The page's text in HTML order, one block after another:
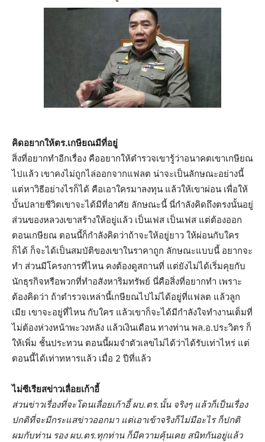
คิดอยากให้ตร.เกษียณมีที่อยู่
สิ่งที่อยากทำอีกเรื่อง คืออยากให้ตำรวจเขารู้ว่าอนาคตเขาเกษียณ
ไปแล้ว เขาคงไม่ถูกไล่ออกจากแฟลต น่าจะเป็นลักษณะอย่างนี้
แต่หาวิธีอย่างไรก็ได้ คือเอาใครมาลงทุน แล้วให้เขาผ่อน เพื่อให้
บั้นปลายชีวิตเขาจะได้มีที่อาศัย ลักษณะนี้ นี่กำลังคิดถึงตรงนั้นอยู่
ส่วนของหลวงเขาสร้างให้อยู่แล้ว เป็นเฟส เป็นเฟส แต่ต้องออก
ตอนเกษียณ ตอนนี้ก็กำลังคิดว่าถ้าจะให้อยู่ยาว ให้ผ่อนกับใคร
ก็ได้ ก็จะได้เป็นสมบัติของเขาในราคาถูก ลักษณะแบบนี้ อยากจะ
ทำ ส่วนมีโครงการที่ไหน คงต้องดูสถานที่ แต่ยังไม่ได้เริ่มคุยกับ
นักธุรกิจหรือพวกที่ทำอสังหาริมทรัพย์ นี่คือสิ่งที่อยากทำ เพราะ
ต้องคิดว่า ถ้าตำรวจเหล่านี้เกษียณไปไม่ได้อยู่ที่แฟลต แล้วลูก
เมีย เขาจะอยู่ที่ไหน กับใคร แล้วเขาก็จะได้มีกำลังใจทำงานเต็มที่
ไม่ต้องห่วงหน้าพะวงหลัง แล้วเงินเดือน ทางท่าน พล.อ.ประวิตร ก็
ให้เพิ่ม ชั้นประทวน ตอนนี้ผมจำตัวเลขไม่ได้ว่าได้รับเท่าไหร่ แต่
ตอนนี้ได้เท่าทหารแล้ว เมื่อ 2 ปีที่แล้ว
ไม่ซีเรียสข่าวเลื่อยเก้าอี้
ส่วนข่าวเรื่องที่จะโดนเลื่อยเก้าอี้ ผบ.ตร.นั้น จริงๆ แล้วก็เป็นเรื่อง
ปกติที่จะมีกระแสข่าวออกมา แต่เอาเข้าจริงก็ไม่มีอะไร ก็ปกติ
ผมกับท่าน รอง ผบ.ตร.ทุกท่าน ก็มีความคุ้นเคย สนิทกันอยู่แล้ว